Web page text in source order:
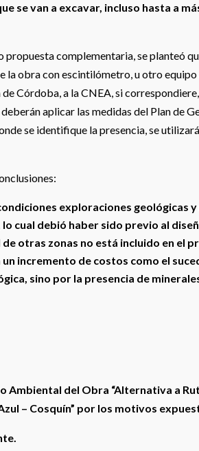
se van a excavar, incluso hasta a
propuesta complementaria, se planteó
la obra con escintilómetro, u otro
Córdoba, a la CNEA, si
aplicar las medidas del Plan de
se identifique la presencia, se
exploraciones geológicas
cual debió haber sido previo al
otras zonas no está incluido en el
incremento de costos como el
sino por la presencia de
Ambiental del Obra “Alternativa a
– Cosquín” por los motivos